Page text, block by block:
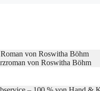
von Roswitha Böhm
von Roswitha Böhm